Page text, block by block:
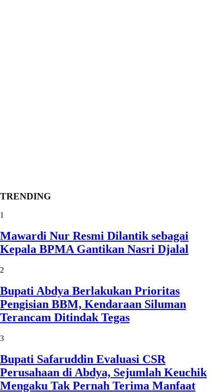
TRENDING
1
Mawardi Nur Resmi Dilantik sebagai
Kepala BPMA Gantikan Nasri Djalal
2
Bupati Abdya Berlakukan Prioritas
Pengisian BBM, Kendaraan Siluman
Terancam Ditindak Tegas
3
Bupati Safaruddin Evaluasi CSR
Perusahaan di Abdya, Sejumlah Keuchik
Mengaku Tak Pernah Terima Manfaat